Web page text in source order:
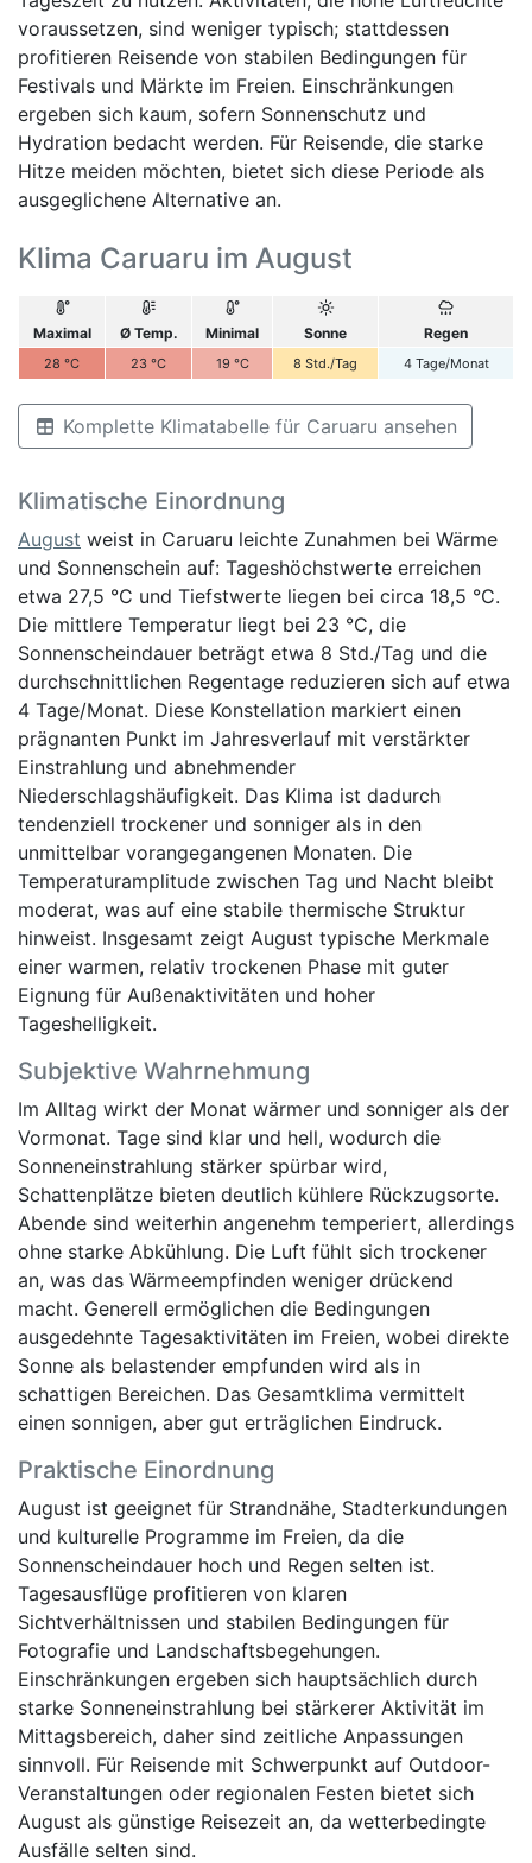
voraussetzen, sind weniger typisch; stattdessen
profitieren Reisende von stabilen Bedingungen für
Festivals und Märkte im Freien. Einschränkungen
ergeben sich kaum, sofern Sonnenschutz und
Hydration bedacht werden. Für Reisende, die starke
Hitze meiden möchten, bietet sich diese Periode als
ausgeglichene Alternative an.
Klima Caruaru im August
Maximal Ø Temp. Minimal Sonne Regen
28 °C 23 °C 19 °C 8 Std./Tag 4 Tage/Monat
Komplette Klimatabelle für Caruaru ansehen
Klimatische Einordnung
August weist in Caruaru leichte Zunahmen bei Wärme
und Sonnenschein auf: Tageshöchstwerte erreichen
etwa 27,5 °C und Tiefstwerte liegen bei circa 18,5 °C.
Die mittlere Temperatur liegt bei 23 °C, die
Sonnenscheindauer beträgt etwa 8 Std./Tag und die
durchschnittlichen Regentage reduzieren sich auf etwa
4 Tage/Monat. Diese Konstellation markiert einen
prägnanten Punkt im Jahresverlauf mit verstärkter
Einstrahlung und abnehmender
Niederschlagshäufigkeit. Das Klima ist dadurch
tendenziell trockener und sonniger als in den
unmittelbar vorangegangenen Monaten. Die
Temperaturamplitude zwischen Tag und Nacht bleibt
moderat, was auf eine stabile thermische Struktur
hinweist. Insgesamt zeigt August typische Merkmale
einer warmen, relativ trockenen Phase mit guter
Eignung für Außenaktivitäten und hoher
Tageshelligkeit.
Subjektive Wahrnehmung
Im Alltag wirkt der Monat wärmer und sonniger als der
Vormonat. Tage sind klar und hell, wodurch die
Sonneneinstrahlung stärker spürbar wird,
Schattenplätze bieten deutlich kühlere Rückzugsorte.
Abende sind weiterhin angenehm temperiert, allerdings
ohne starke Abkühlung. Die Luft fühlt sich trockener
an, was das Wärmeempfinden weniger drückend
macht. Generell ermöglichen die Bedingungen
ausgedehnte Tagesaktivitäten im Freien, wobei direkte
Sonne als belastender empfunden wird als in
schattigen Bereichen. Das Gesamtklima vermittelt
einen sonnigen, aber gut erträglichen Eindruck.
Praktische Einordnung
August ist geeignet für Strandnähe, Stadterkundungen
und kulturelle Programme im Freien, da die
Sonnenscheindauer hoch und Regen selten ist.
Tagesausflüge profitieren von klaren
Sichtverhältnissen und stabilen Bedingungen für
Fotografie und Landschaftsbegehungen.
Einschränkungen ergeben sich hauptsächlich durch
starke Sonneneinstrahlung bei stärkerer Aktivität im
Mittagsbereich, daher sind zeitliche Anpassungen
sinnvoll. Für Reisende mit Schwerpunkt auf Outdoor-
Veranstaltungen oder regionalen Festen bietet sich
August als günstige Reisezeit an, da wetterbedingte
Ausfälle selten sind.